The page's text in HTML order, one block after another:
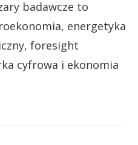
badawcze to
energetyka
foresight
cyfrowa i ekonomia